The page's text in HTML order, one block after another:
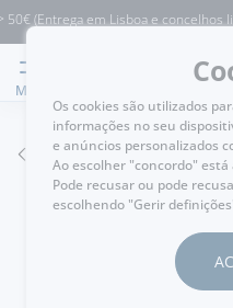
em Lisboa e concelhos
MENU
VOLTAR
Os cookies são utilizados
informações no seu
e anúncios personalizados
Ao escolher "concordo"
Pode recusar ou pode
escolhendo "Gerir